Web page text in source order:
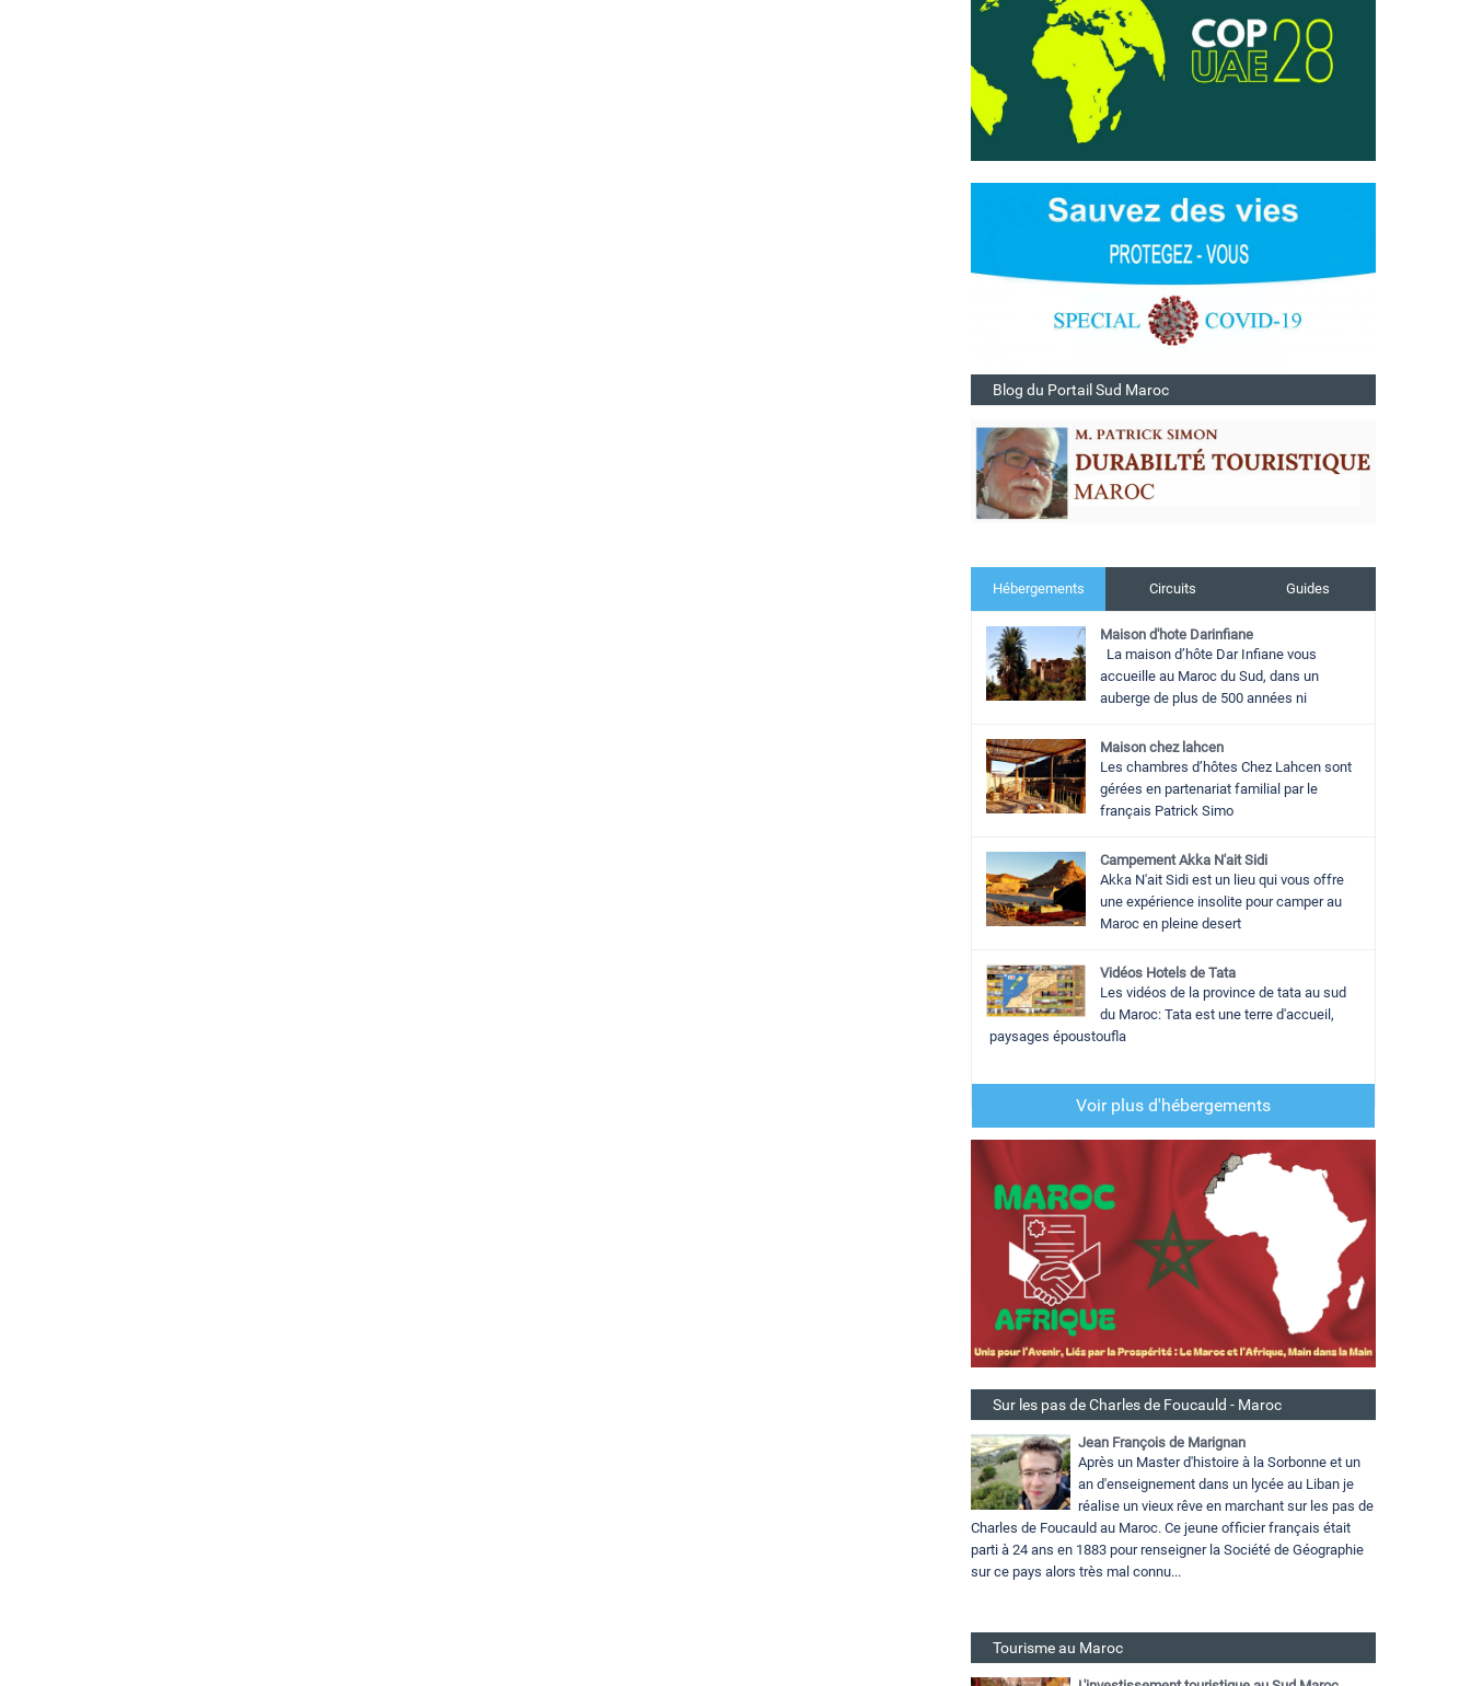
Blog du Portail Sud Maroc
Hébergements Circuits Guides
Maison d'hote Darinfiane
La maison d’hôte Dar Infiane vous
accueille au Maroc du Sud, dans un
auberge de plus de 500 années ni
Maison chez lahcen
Les chambres d’hôtes Chez Lahcen sont
gérées en partenariat familial par le
français Patrick Simo
Campement Akka N'ait Sidi
Akka N'ait Sidi est un lieu qui vous offre
une expérience insolite pour camper au
Maroc en pleine desert
Vidéos Hotels de Tata
Les vidéos de la province de tata au sud
du Maroc: Tata est une terre d'accueil,
paysages époustoufla
Voir plus d'hébergements
Sur les pas de Charles de Foucauld - Maroc
Jean François de Marignan
Après un Master d'histoire à la Sorbonne et un
an d'enseignement dans un lycée au Liban je
réalise un vieux rêve en marchant sur les pas de
Charles de Foucauld au Maroc. Ce jeune officier français était
parti à 24 ans en 1883 pour renseigner la Société de Géographie
sur ce pays alors très mal connu...
Tourisme au Maroc